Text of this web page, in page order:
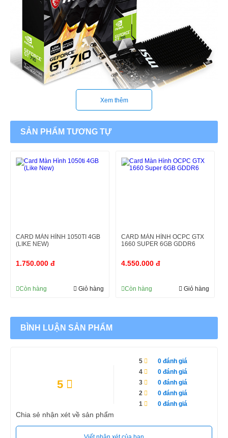
VGA MSI GT710 1GD3H LPcó thiết kế nhỏ gọn tiết kiệm không gian
hơn. Từ đó người dùng có thể dễ dàng xây dựng cho mình một hệ
Thiết kế tản nhiệt bao phủ phần lớn diện tích của
Xem thêm
SẢN PHẨM TƯƠNG TỰ
CARD MÀN HÌNH 1050TI 4GB
(LIKE NEW)
1.750.000 đ
Còn hàng Giỏ hàng
CARD MÀN HÌNH OCPC GTX
1660 SUPER 6GB GDDR6
4.550.000 đ
Còn hàng Giỏ hàng
BÌNH LUẬN SẢN PHẨM
5
5
0 đánh giá
4
0 đánh giá
3
0 đánh giá
2
0 đánh giá
1
0 đánh giá
Chia sẻ nhận xét về sản phẩm